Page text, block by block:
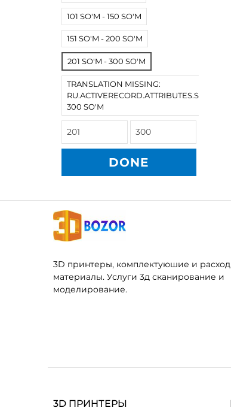
101 SO'M - 150 SO'M
151 SO'M - 200 SO'M
201 SO'M - 300 SO'M
TRANSLATION MISSING:
RU.ACTIVERECORD.ATTRIBUTES.SPREE/
300 SO'M
DONE
3D принтеры, комплектуюшие и
материалы. Услуги 3д сканирование и
моделирование.
3D ПРИНТЕРЫ